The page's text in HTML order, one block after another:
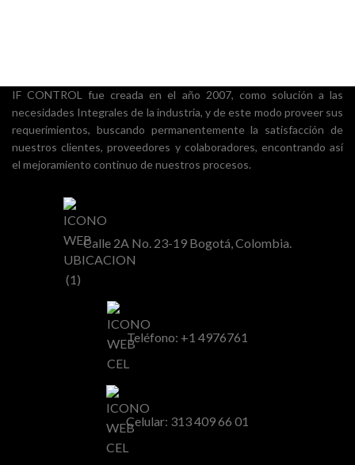
IF CONTROL fue creada en el año 2007, como solución a las
necesidades Integrales de la industria, y de este modo proveer sus
requerimientos, buscando permanentemente la satisfacción de
nuestros clientes, proveedores y colaboradores, encontrando así
el mejoramiento continuo de nuestros procesos.
Calle 2A No. 23-19 Bogotá, Colombia.
Teléfono: +1 4976761
Celular: 313 409 66 01